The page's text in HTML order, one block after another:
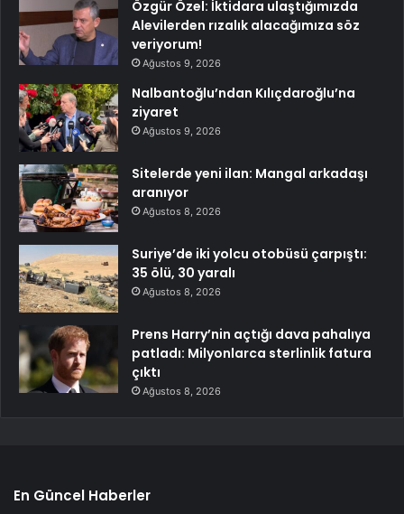
Özgür Özel: İktidara ulaştığımızda
Alevilerden rızalık alacağımıza söz
veriyorum!
Ağustos 9, 2026
Nalbantoğlu’ndan Kılıçdaroğlu’na
ziyaret
Ağustos 9, 2026
Sitelerde yeni ilan: Mangal arkadaşı
aranıyor
Ağustos 8, 2026
Suriye’de iki yolcu otobüsü çarpıştı:
35 ölü, 30 yaralı
Ağustos 8, 2026
Prens Harry’nin açtığı dava pahalıya
patladı: Milyonlarca sterlinlik fatura
çıktı
Ağustos 8, 2026
En Güncel Haberler